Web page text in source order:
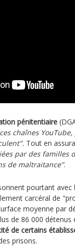
pénitentiaire
chaînes
Tout en
par des familles
de maltraitance".
pourtant
carcéral de
moyenne par
de 86 000
de certains
prisons.